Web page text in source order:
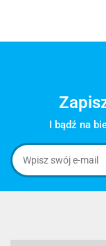
I bądź na